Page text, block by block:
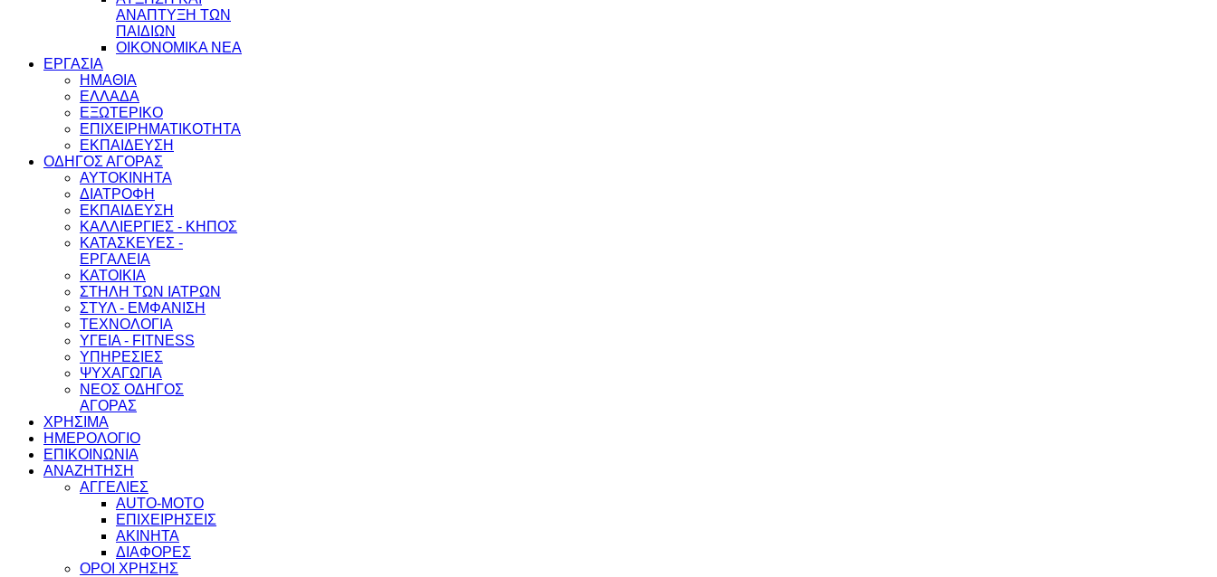
ΑΝΑΠΤΥΞΗ ΤΩΝ
ΠΑΙΔΙΩΝ
ΟΙΚΟΝΟΜΙΚΑ ΝΕΑ
ΕΡΓΑΣΙΑ
ΗΜΑΘΙΑ
ΕΛΛΑΔΑ
ΕΞΩΤΕΡΙΚΟ
ΕΠΙΧΕΙΡΗΜΑΤΙΚΟΤΗΤΑ
ΕΚΠΑΙΔΕΥΣΗ
ΟΔΗΓΟΣ ΑΓΟΡΑΣ
ΑΥΤΟΚΙΝΗΤΑ
ΔΙΑΤΡΟΦΗ
ΕΚΠΑΙΔΕΥΣΗ
ΚΑΛΛΙΕΡΓΙΕΣ - ΚΗΠΟΣ
ΚΑΤΑΣΚΕΥΕΣ -
ΕΡΓΑΛΕΙΑ
ΚΑΤΟΙΚΙΑ
ΣΤΗΛΗ ΤΩΝ ΙΑΤΡΩΝ
ΣΤΥΛ - ΕΜΦΑΝΙΣΗ
ΤΕΧΝΟΛΟΓΙΑ
ΥΓΕΙΑ - FITNESS
ΥΠΗΡΕΣΙΕΣ
ΨΥΧΑΓΩΓΙΑ
ΝΕΟΣ ΟΔΗΓΟΣ
ΑΓΟΡΑΣ
ΧΡΗΣΙΜΑ
ΗΜΕΡΟΛΟΓΙΟ
ΕΠΙΚΟΙΝΩΝΙΑ
ΑΝΑΖΗΤΗΣΗ
ΑΓΓΕΛΙΕΣ
AUTO-MOTO
ΕΠΙΧΕΙΡΗΣΕΙΣ
ΑΚΙΝΗΤΑ
ΔΙΑΦΟΡΕΣ
ΟΡΟΙ ΧΡΗΣΗΣ